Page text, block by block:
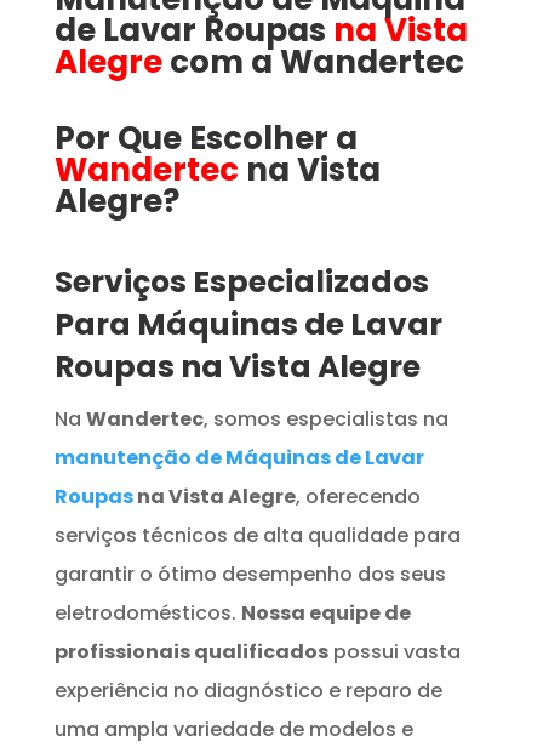
de Lavar Roupas na Vista
Alegrecom aWandertec
Por Que Escolher a
Wandertec na Vista
Alegre​​​?
Serviços Especializados
Para Máquinas de Lavar
Roupas na Vista Alegre
Na Wandertec, somos especialistas na
manutenção de Máquinas de Lavar
Roupasna Vista Alegre, oferecendo
serviços técnicos de alta qualidade para
garantir o ótimo desempenho dos seus
eletrodomésticos. Nossa equipe de
profissionais qualificadospossui vasta
experiência no diagnóstico e reparo de
uma ampla variedade de modelos e